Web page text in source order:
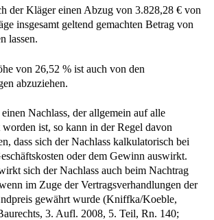
der Kläger einen Abzug von 3.828,28 € von
insgesamt geltend gemachten Betrag von
lassen.
von 26,52 % ist auch von den
abzuziehen.
Nachlass, der allgemein auf alle
ist, so kann in der Regel davon
dass sich der Nachlass kalkulatorisch bei
oder dem Gewinn auswirkt.
sich der Nachlass auch beim Nachtrag
im Zuge der Vertragsverhandlungen der
gewährt wurde (Kniffka/Koeble,
3. Aufl. 2008, 5. Teil, Rn. 140;